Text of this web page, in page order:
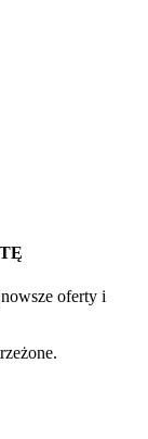
oferty i